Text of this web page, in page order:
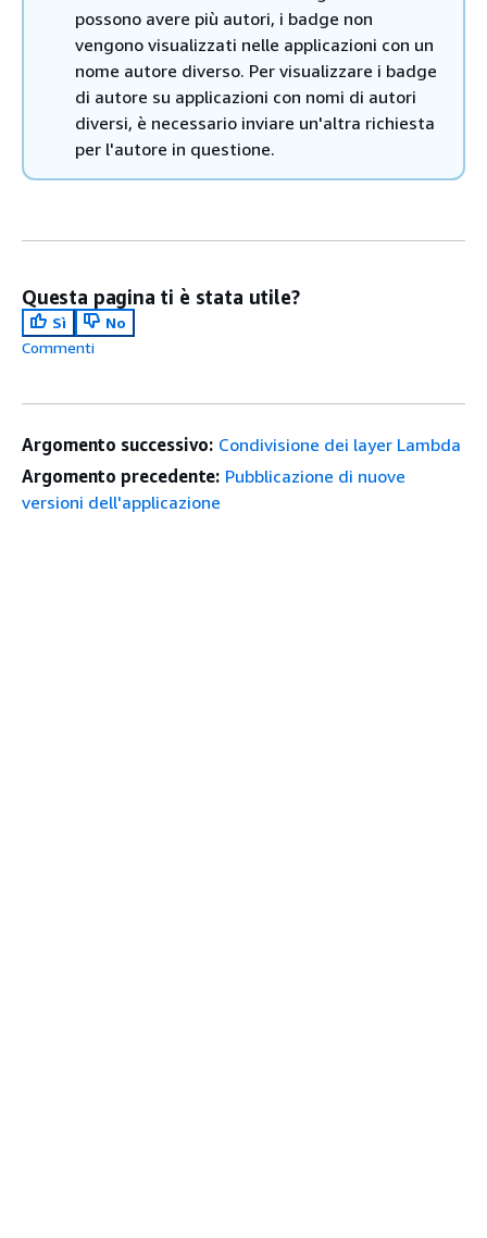
possono avere più autori, i badge non
vengono visualizzati nelle applicazioni con un
nome autore diverso. Per visualizzare i badge
di autore su applicazioni con nomi di autori
diversi, è necessario inviare un'altra richiesta
per l'autore in questione.
Questa pagina ti è stata utile?
Sì
No
Commenti
Argomento successivo: Condivisione dei layer Lambda
Argomento precedente: Pubblicazione di nuove
versioni dell'applicazione